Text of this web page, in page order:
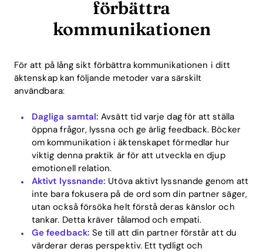
Home
Blog
förbättra
kommunikationen
För att på lång sikt förbättra kommunikationen i ditt
äktenskap kan följande metoder vara särskilt
användbara:
Dagliga samtal: Avsätt tid varje dag för att ställa
öppna frågor, lyssna och ge ärlig feedback. Böcker
om kommunikation i äktenskapet förmedlar hur
viktig denna praktik är för att utveckla en djup
emotionell relation.
Aktivt lyssnande: Utöva aktivt lyssnande genom att
inte bara fokusera på de ord som din partner säger,
utan också försöka helt förstå deras känslor och
tankar. Detta kräver tålamod och empati.
Ge feedback: Se till att din partner förstår att du
värderar deras perspektiv. Ett tydligt och